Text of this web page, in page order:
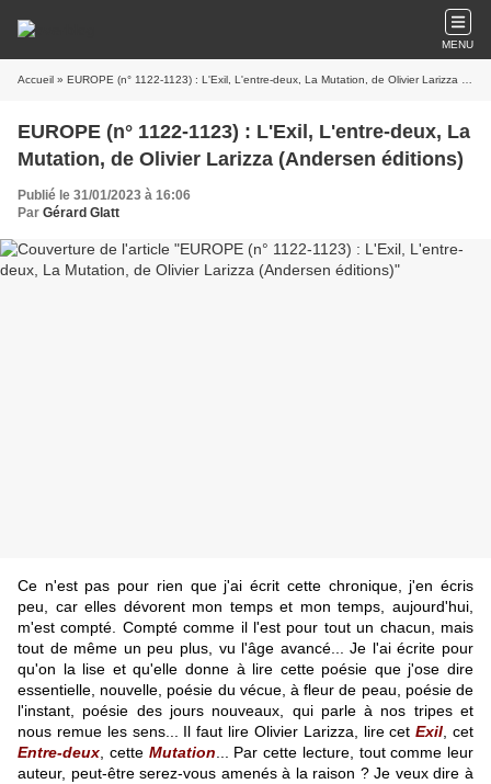
MENU
Accueil » EUROPE (n° 1122-1123) : L'Exil, L'entre-deux, La Mutation, de Olivier Larizza (Andersen éditions)
EUROPE (n° 1122-1123) : L'Exil, L'entre-deux, La
Mutation, de Olivier Larizza (Andersen éditions)
Publié le 31/01/2023 à 16:06
Par Gérard Glatt
Ce n'est pas pour rien que j'ai écrit cette chronique, j'en écris
peu, car elles dévorent mon temps et mon temps, aujourd'hui,
m'est compté. Compté comme il l'est pour tout un chacun, mais
tout de même un peu plus, vu l'âge avancé... Je l'ai écrite pour
qu'on la lise et qu'elle donne à lire cette poésie que j'ose dire
essentielle, nouvelle, poésie du vécue, à fleur de peau, poésie de
l'instant, poésie des jours nouveaux, qui parle à nos tripes et
nous remue les sens... Il faut lire Olivier Larizza, lire cetExil , cet
Entre-deux , cette Mutation ... Par cette lecture, tout comme leur
auteur, peut-être serez-vous amenés à la raison ? Je veux dire à